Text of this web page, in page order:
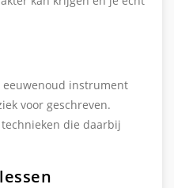
eeuwenoud instrument
voor geschreven.
die daarbij